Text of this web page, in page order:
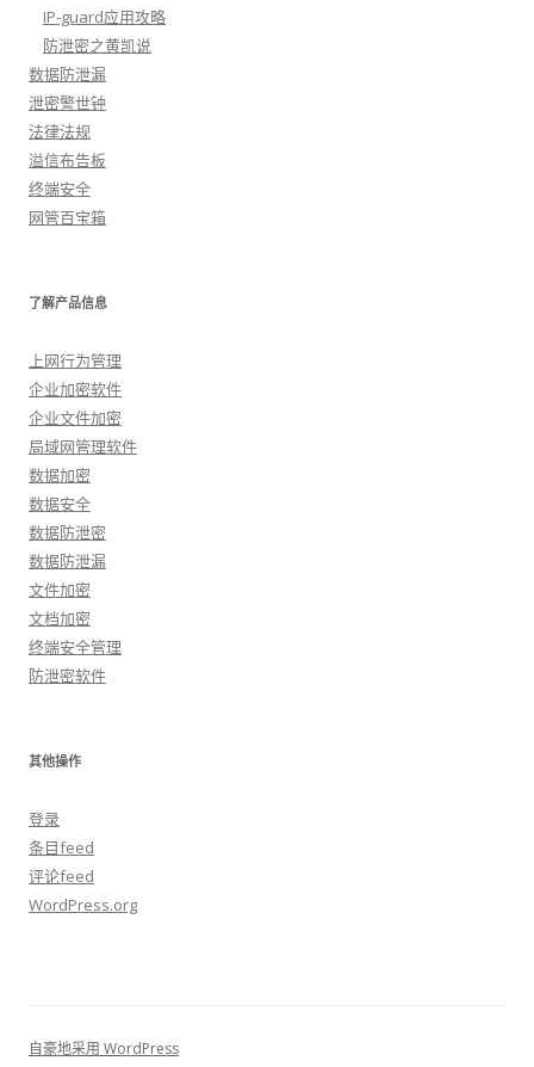
IP-guard应用攻略
防泄密之黄凯说
数据防泄漏
泄密警世钟
法律法规
溢信布告板
终端安全
网管百宝箱
了解产品信息
上网行为管理
企业加密软件
企业文件加密
局域网管理软件
数据加密
数据安全
数据防泄密
数据防泄漏
文件加密
文档加密
终端安全管理
防泄密软件
其他操作
登录
条目feed
评论feed
WordPress.org
自豪地采用 WordPress